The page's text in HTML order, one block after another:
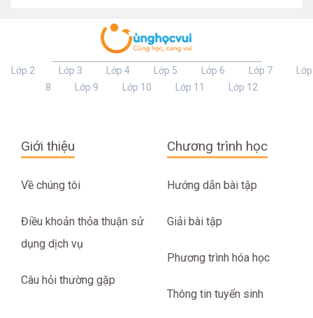
Lớp 2 Lớp 3 Lớp 4 Lớp 5 Lớp 6 Lớp 7
Lớp
8
Lớp 9 Lớp 10 Lớp 11 Lớp 12
Giới thiệu
Về chúng tôi
Điều khoản thỏa thuận sử
dụng dịch vụ
Câu hỏi thường gặp
Chương trình học
Hướng dẫn bài tập
Giải bài tập
Phương trình hóa học
Thông tin tuyển sinh